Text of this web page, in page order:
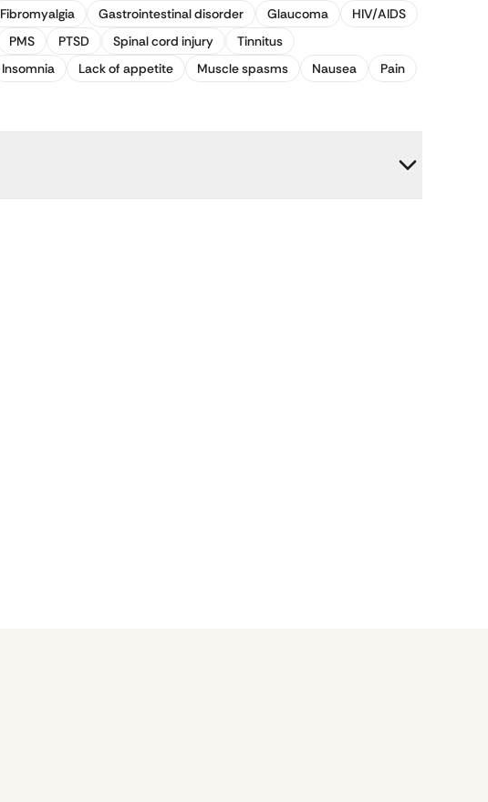
Fibromyalgia Gastrointestinal disorder Glaucoma
HIV/AIDS
PMS PTSD Spinal cord injury
Tinnitus
Insomnia Lack of appetite Muscle spasms Nausea
Pain